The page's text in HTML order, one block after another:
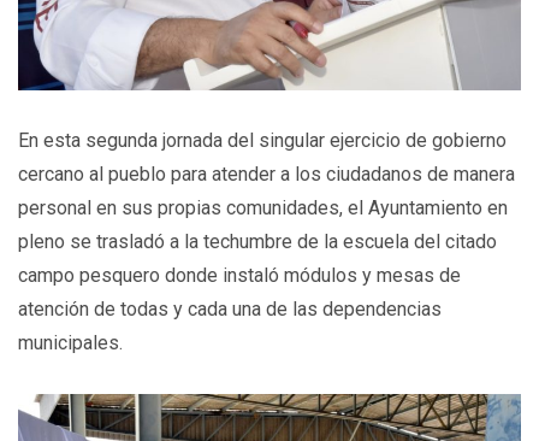
En esta segunda jornada del singular ejercicio de gobierno
cercano al pueblo para atender a los ciudadanos de manera
personal en sus propias comunidades, el Ayuntamiento en
pleno se trasladó a la techumbre de la escuela del citado
campo pesquero donde instaló módulos y mesas de
atención de todas y cada una de las dependencias
municipales.